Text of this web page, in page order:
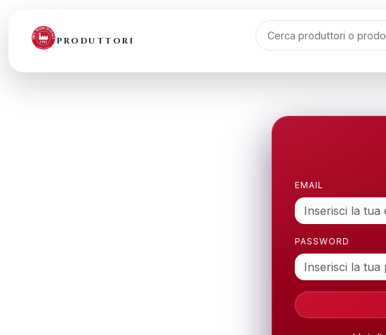
PRODUTTORI
EMAIL
PASSWORD